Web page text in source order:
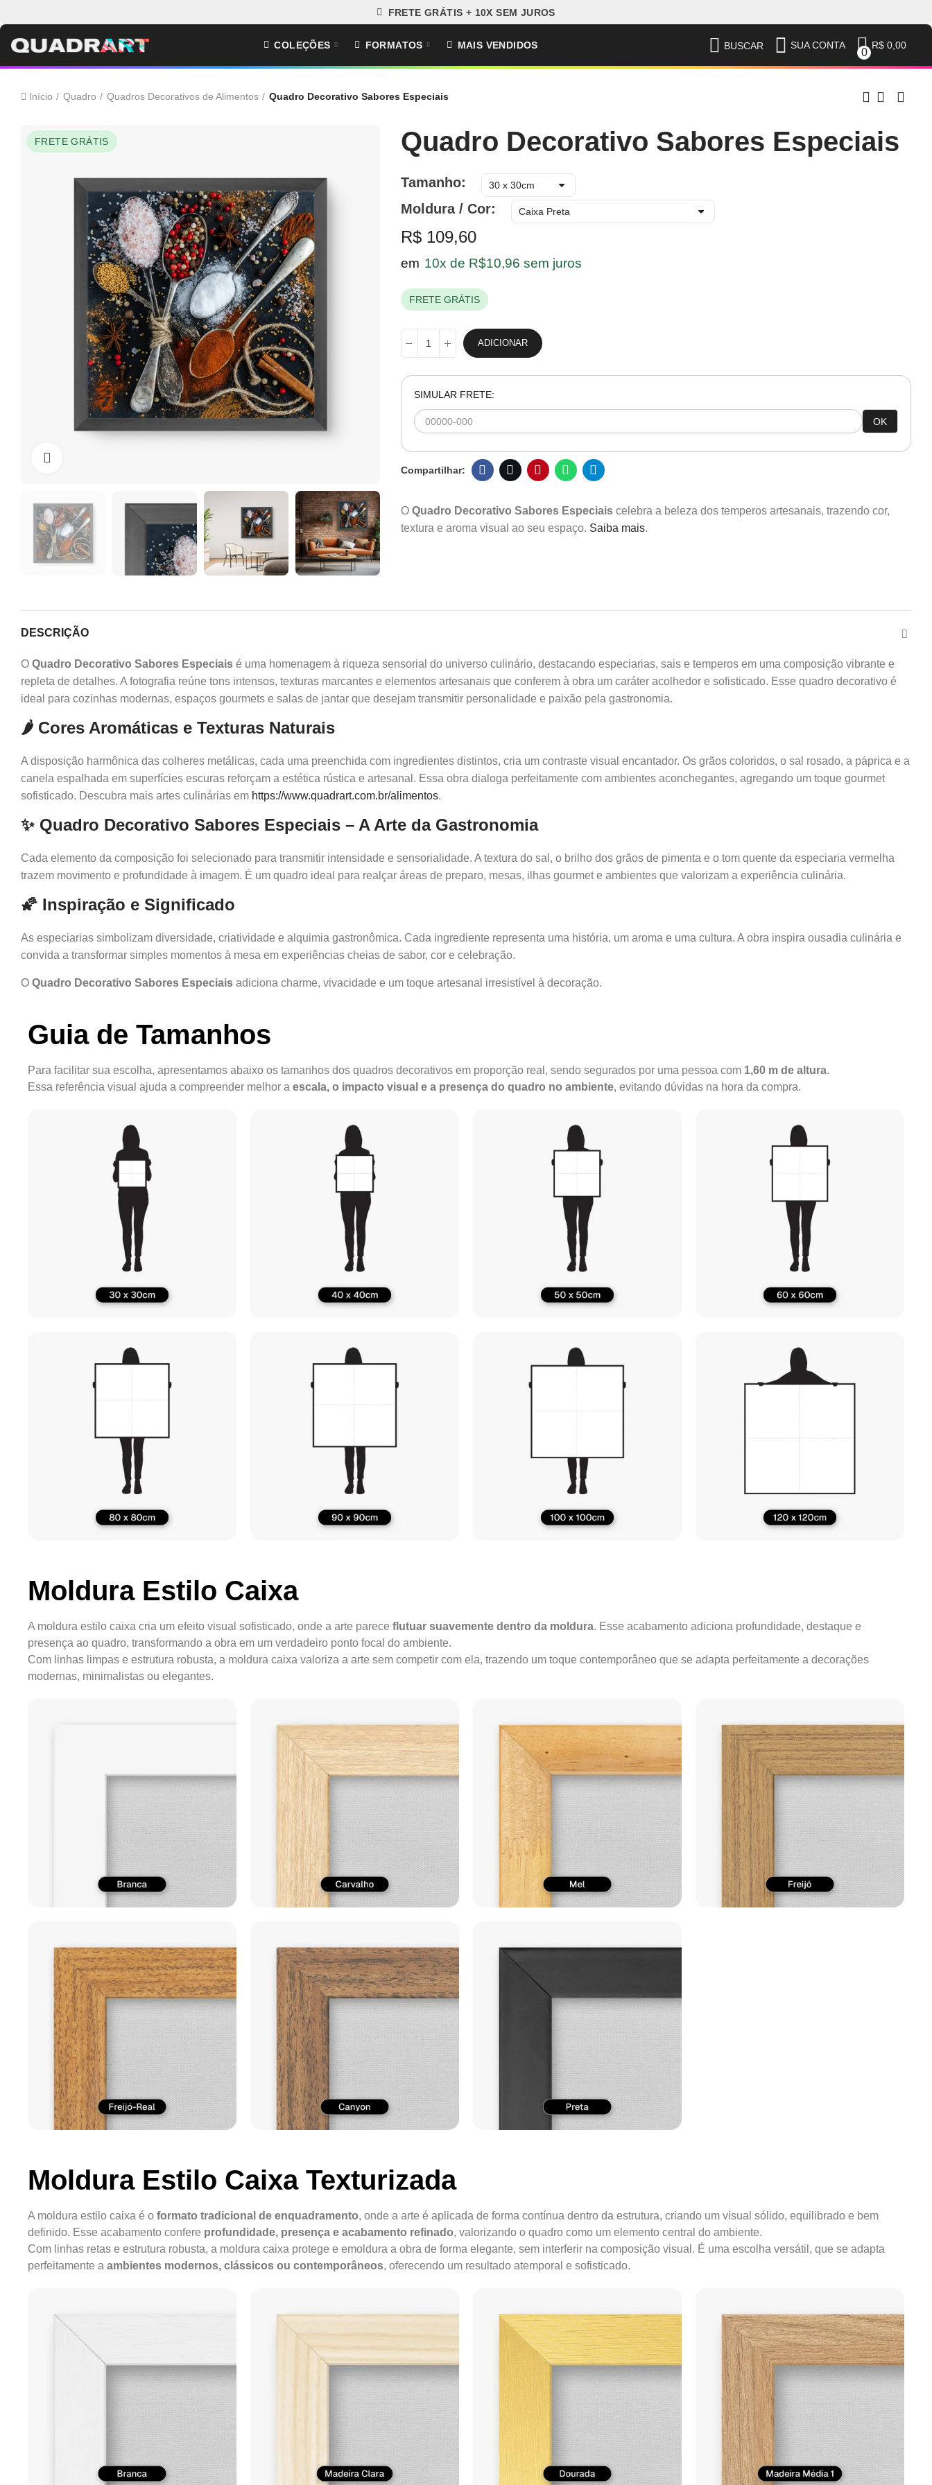
FRETE GRÁTIS + 10X SEM JUROS
COLEÇÕES FORMATOS MAIS VENDIDOS BUSCAR SUA CONTA
0
R$ 0,00
Início Quadro Quadros Decorativos de Alimentos Quadro Decorativo Sabores Especiais
FRETE GRÁTIS Quadro Decorativo Sabores Especiais
Tamanho
Moldura / Cor
R$ 109,60
em 10x de R$10,96 sem juros
FRETE GRÁTIS
ADICIONAR
SIMULAR FRETE:
OK
O Quadro Decorativo Sabores Especiaiscelebra a beleza dos temperos artesanais, trazendo cor,
textura e aroma visual ao seu espaço. Saiba mais.
DESCRIÇÃO
O Quadro Decorativo Sabores Especiais é uma homenagem à riqueza sensorial do universo culinário, destacando especiarias, sais e temperos em uma composição vibrante e
repleta de detalhes. A fotografia reúne tons intensos, texturas marcantes e elementos artesanais que conferem à obra um caráter acolhedor e sofisticado. Esse quadro decorativo é
ideal para cozinhas modernas, espaços gourmets e salas de jantar que desejam transmitir personalidade e paixão pela gastronomia.
🌶️ Cores Aromáticas e Texturas Naturais
A disposição harmônica das colheres metálicas, cada uma preenchida com ingredientes distintos, cria um contraste visual encantador. Os grãos coloridos, o sal rosado, a páprica e a
canela espalhada em superfícies escuras reforçam a estética rústica e artesanal. Essa obra dialoga perfeitamente com ambientes aconchegantes, agregando um toque gourmet
sofisticado. Descubra mais artes culinárias em https://www.quadrart.com.br/alimentos.
✨ Quadro Decorativo Sabores Especiais – A Arte da Gastronomia
Cada elemento da composição foi selecionado para transmitir intensidade e sensorialidade. A textura do sal, o brilho dos grãos de pimenta e o tom quente da especiaria vermelha
trazem movimento e profundidade à imagem. É um quadro ideal para realçar áreas de preparo, mesas, ilhas gourmet e ambientes que valorizam a experiência culinária.
🌠 Inspiração e Significado
As especiarias simbolizam diversidade, criatividade e alquimia gastronômica. Cada ingrediente representa uma história, um aroma e uma cultura. A obra inspira ousadia culinária e
convida a transformar simples momentos à mesa em experiências cheias de sabor, cor e celebração.
O Quadro Decorativo Sabores Especiais adiciona charme, vivacidade e um toque artesanal irresistível à decoração.
Guia de Tamanhos
Para facilitar sua escolha, apresentamos abaixo os tamanhos dos quadros decorativos em proporção real, sendo segurados por uma pessoa com 1,60 m de altura.
Essa referência visual ajuda a compreender melhor a escala, o impacto visual e a presença do quadro no ambiente, evitando dúvidas na hora da compra.
Moldura Estilo Caixa
A moldura estilo caixa cria um efeito visual sofisticado, onde a arte parece flutuar suavemente dentro da moldura. Esse acabamento adiciona profundidade, destaque e
presença ao quadro, transformando a obra em um verdadeiro ponto focal do ambiente.
Com linhas limpas e estrutura robusta, a moldura caixa valoriza a arte sem competir com ela, trazendo um toque contemporâneo que se adapta perfeitamente a decorações
modernas, minimalistas ou elegantes.
Moldura Estilo Caixa Texturizada
A moldura estilo caixa é o formato tradicional de enquadramento, onde a arte é aplicada de forma contínua dentro da estrutura, criando um visual sólido, equilibrado e bem
definido. Esse acabamento confere profundidade, presença e acabamento refinado, valorizando o quadro como um elemento central do ambiente.
Com linhas retas e estrutura robusta, a moldura caixa protege e emoldura a obra de forma elegante, sem interferir na composição visual. É uma escolha versátil, que se adapta
perfeitamente a ambientes modernos, clássicos ou contemporâneos, oferecendo um resultado atemporal e sofisticado.